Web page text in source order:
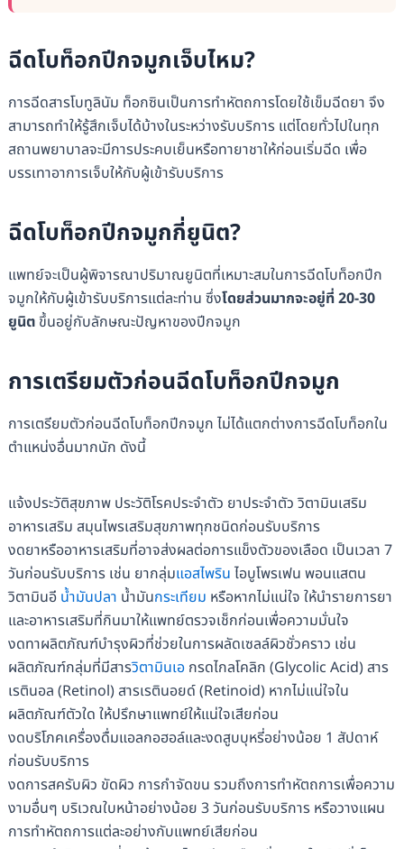
ฉีดโบท็อกปีกจมูกเจ็บไหม?
การฉีดสารโบทูลินัม ท็อกซินเป็นการทำหัตถการโดยใช้เข็มฉีดยา จึง
สามารถทำให้รู้สึกเจ็บได้บ้างในระหว่างรับบริการ แต่โดยทั่วไปในทุก
สถานพยาบาลจะมีการประคบเย็นหรือทายาชาให้ก่อนเริ่มฉีด เพื่อ
บรรเทาอาการเจ็บให้กับผู้เข้ารับบริการ
ฉีดโบท็อกปีกจมูกกี่ยูนิต?
แพทย์จะเป็นผู้พิจารณาปริมาณยูนิตที่เหมาะสมในการฉีดโบท็อกปีก
จมูกให้กับผู้เข้ารับบริการแต่ละท่าน ซึ่งโดยส่วนมากจะอยู่ที่ 20-30
ยูนิตขึ้นอยู่กับลักษณะปัญหาของปีกจมูก
การเตรียมตัวก่อนฉีดโบท็อกปีกจมูก
การเตรียมตัวก่อนฉีดโบท็อกปีกจมูก ไม่ได้แตกต่างการฉีดโบท็อกใน
ตำแหน่งอื่นมากนัก ดังนี้
แจ้งประวัติสุขภาพ ประวัติโรคประจำตัว ยาประจำตัว วิตามินเสริม
อาหารเสริม สมุนไพรเสริมสุขภาพทุกชนิดก่อนรับบริการ
งดยาหรืออาหารเสริมที่อาจส่งผลต่อการแข็งตัวของเลือด เป็นเวลา 7
วันก่อนรับบริการ เช่น ยากลุ่มแอสไพริน ไอบูโพรเฟน พอนแสตน
วิตามินอี น้ำมันปลา น้ำมันกระเทียม หรือหากไม่แน่ใจ ให้นำรายการยา
และอาหารเสริมที่กินมาให้แพทย์ตรวจเช็กก่อนเพื่อความมั่นใจ
งดทาผลิตภัณฑ์บำรุงผิวที่ช่วยในการผลัดเซลล์ผิวชั่วคราว เช่น
ผลิตภัณฑ์กลุ่มที่มีสารวิตามินเอกรดไกลโคลิก (Glycolic Acid) สาร
เรตินอล (Retinol) สารเรตินอยด์ (Retinoid) หากไม่แน่ใจใน
ผลิตภัณฑ์ตัวใด ให้ปรึกษาแพทย์ให้แน่ใจเสียก่อน
งดบริโภคเครื่องดื่มแอลกอฮอล์และงดสูบบุหรี่อย่างน้อย 1 สัปดาห์
ก่อนรับบริการ
งดการสครับผิว ขัดผิว การกำจัดขน รวมถึงการทำหัตถการเพื่อความ
งามอื่นๆ บริเวณใบหน้าอย่างน้อย 3 วันก่อนรับบริการ หรือวางแผน
การทำหัตถการแต่ละอย่างกับแพทย์เสียก่อน